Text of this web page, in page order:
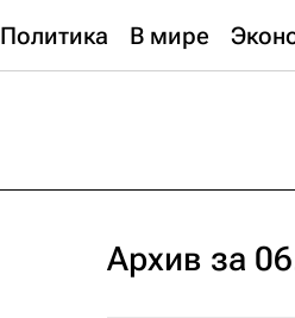
Политика В мире
Архив за